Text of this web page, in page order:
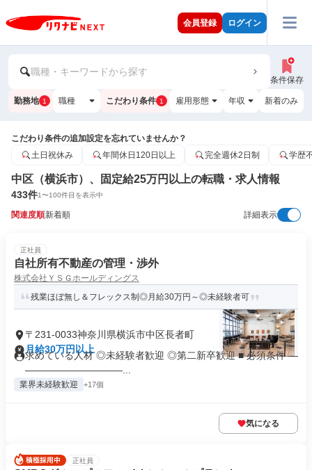
会員登録 ログイン
職種・キーワードから探す
条件保存
勤務地 1 職種 こだわり条件 1 雇用形態 年収 新着のみ
こだわり条件の追加設定を忘れていませんか？
土日祝休み
年間休日120日以上 完全週休2日制 学歴
中区（横浜市）、固定給25万円以上の転職・求人情報
433件1〜100件目を表示中
関連度順新着順 詳細表示
正社員
自社所有不動産の管理・渉外
株式会社ＹＳＧホールディングス
残業ほぼ無し＆フレックス制◎月給30万円～◎未経験者可
〒231-0033神奈川県横浜市中区長者町
月給30万円以上
求めている人材 ◎未経験者歓迎 ◎第二新卒歓迎 ■ 必須条件 ―
――――――――――...
業界未経験歓迎 +17個
気になる
正社員